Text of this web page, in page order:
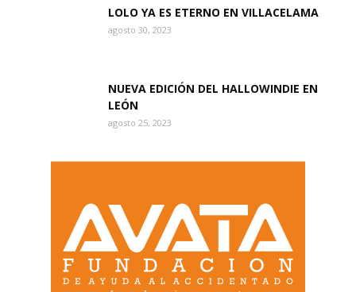
LOLO YA ES ETERNO EN VILLACELAMA
agosto 30, 2023
NUEVA EDICIÓN DEL HALLOWINDIE EN
LEÓN
agosto 25, 2023